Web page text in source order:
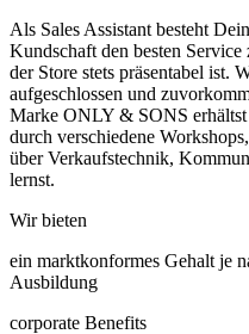
Als Sales Assistant besteht
Kundschaft den besten
der Store stets präsentabel ist.
aufgeschlossen und
Marke ONLY & SONS
durch verschiedene
über Verkaufstechnik,
lernst.
Wir bieten
ein marktkonformes Gehalt je
Ausbildung
corporate Benefits